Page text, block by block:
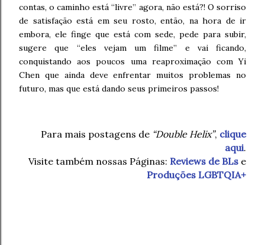
contas, o caminho está “livre” agora, não está?! O sorriso
de satisfação está em seu rosto, então, na hora de ir
embora, ele finge que está com sede, pede para subir,
sugere que “eles vejam um filme” e vai ficando,
conquistando aos poucos uma reaproximação com Yi
Chen que ainda deve enfrentar muitos problemas no
futuro, mas que está dando seus primeiros passos!
Para mais postagens de “Double Helix”, clique
aqui.
Visite também nossas Páginas: Reviews de BLs e
Produções LGBTQIA+